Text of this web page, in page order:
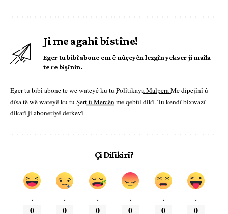
Ji me agahî bistîne!
Eger tu bibî abone em ê nûçeyên lezgîn yekser ji maîla
te re bişînin.
Eger tu bibî abone te we wateyê ku tu Polîtikaya Malpera Medipejînî û
dîsa tê wê wateyê ku tu Şert û Mercên meqebûl dikî. Tu kendî bixwazî
dikarî ji abonetiyê derkevî
Çi Difikirî?
.
0
.
0
.
0
.
0
.
0
.
0